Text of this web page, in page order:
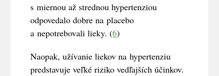
s miernou až strednou hypertenziou
odpovedalo dobre na placebo
a nepotrebovali lieky. (6)
Naopak, užívanie liekov na hypertenziu
predstavuje veľké riziko vedľajších účinkov.